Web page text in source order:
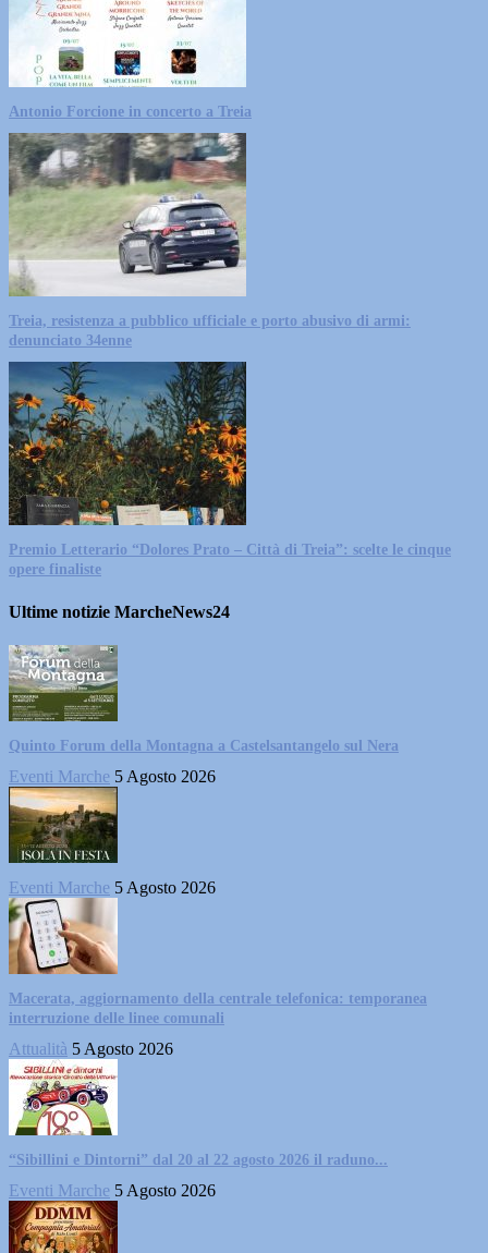
Antonio Forcione in concerto a Treia
Treia, resistenza a pubblico ufficiale e porto abusivo di armi:
denunciato 34enne
Premio Letterario “Dolores Prato – Città di Treia”: scelte le cinque
opere finaliste
Ultime notizie MarcheNews24
Quinto Forum della Montagna a Castelsantangelo sul Nera
Eventi Marche 5 Agosto 2026
Eventi Marche 5 Agosto 2026
Macerata, aggiornamento della centrale telefonica: temporanea
interruzione delle linee comunali
Attualità 5 Agosto 2026
“Sibillini e Dintorni” dal 20 al 22 agosto 2026 il raduno...
Eventi Marche 5 Agosto 2026